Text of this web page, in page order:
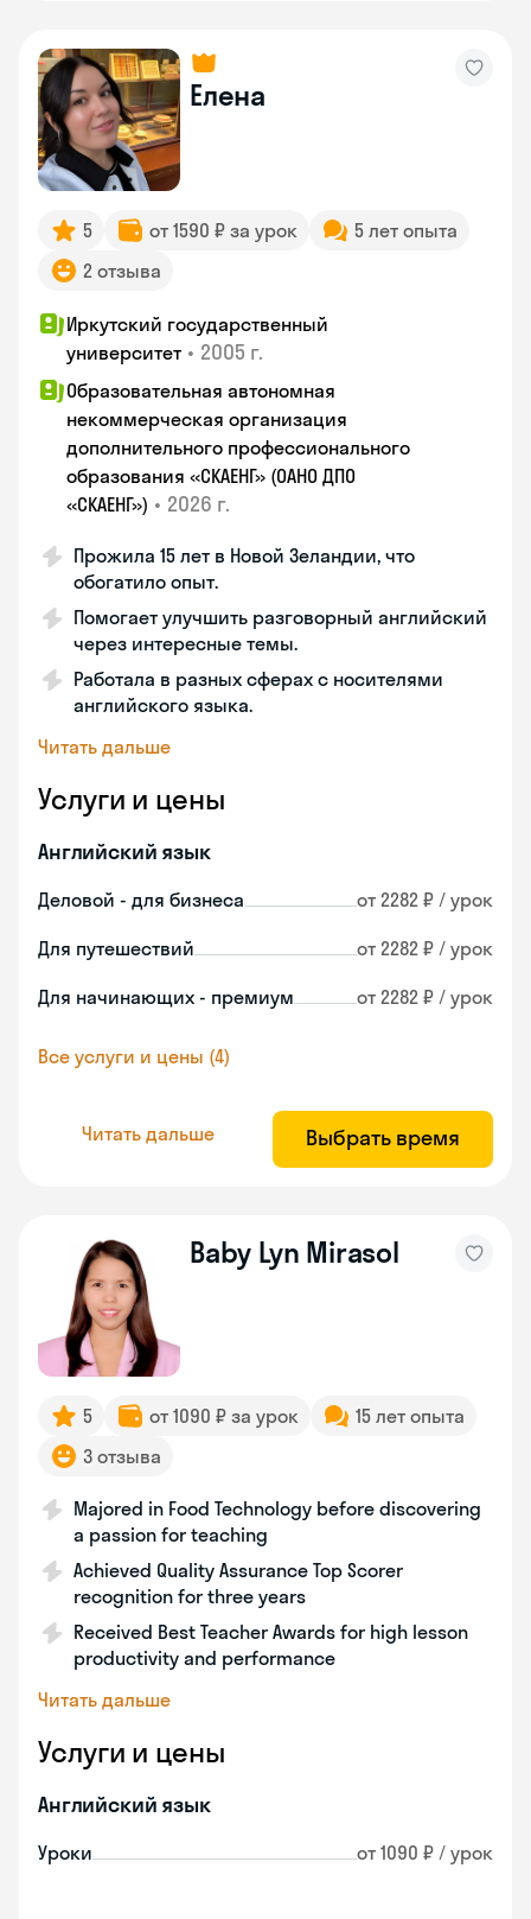
Елена
5 от 1590 ₽ за урок
5 лет опыта
2 отзыва
Иркутский государственный
университет • 2005 г.
Образовательная автономная
некоммерческая организация
дополнительного профессионального
образования «СКАЕНГ» (ОАНО ДПО
«СКАЕНГ») • 2026 г.
Прожила 15 лет в Новой Зеландии, что
обогатило опыт.
Помогает улучшить разговорный английский
через интересные темы.
Работала в разных сферах с носителями
английского языка.
Читать дальше
Услуги и цены
Английский язык
Деловой - для бизнеса от 2282 ₽ / урок
Для путешествий от 2282 ₽ / урок
Для начинающих - премиум от 2282 ₽ / урок
Все услуги и цены (4)
Читать дальше Выбрать время
Baby Lyn Mirasol
5 от 1090 ₽ за урок
15 лет опыта
3 отзыва
Majored in Food Technology before discovering
a passion for teaching
Achieved Quality Assurance Top Scorer
recognition for three years
Received Best Teacher Awards for high lesson
productivity and performance
Читать дальше
Услуги и цены
Английский язык
Уроки от 1090 ₽ / урок